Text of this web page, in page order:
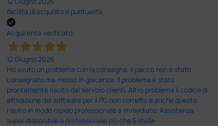
facilità di acquisto e puntualità
Acquirente verificato
12 Giugno 2026
Ho avuto un problema con la consegna, il pacco non è stato
consegnato ma messo in giacenza. Il problema è stato
prontamente risolto dal servizio clienti. Altro problema il codice di
attivazione del software per il PC non corretto e anche questo
risolto in modo rapido professionale e immediato. Assistenza
super disponibile e professionale più che 5 stelle